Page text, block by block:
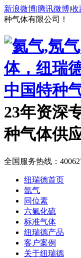
新浪微博|腾讯微博|收
种气体有限公司！
中国特种
23年资深
种气体供
全国服务热线：
纽瑞德首页
氙气
同位素
六氟化硫
标准气体
纽瑞德产品
客户案例
关于纽瑞德